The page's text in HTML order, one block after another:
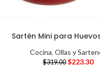
Sartén Mini para
Cocina, Ollas y
$319.00 $223.30